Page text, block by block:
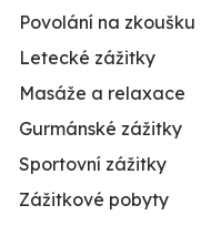
Povolání na zkoušku
Letecké zážitky
Masáže a relaxace
Gurmánské zážitky
Sportovní zážitky
Zážitkové pobyty